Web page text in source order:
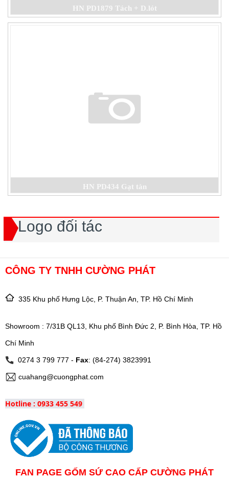
HN PD1879 Tách + D.lót
HN PD434 Gạt tàn
Logo đối tác
CÔNG TY TNHH CƯỜNG PHÁT
335 Khu phố Hưng Lộc, P. Thuận An, TP. Hồ Chí Minh
Showroom : 7/31B QL13, Khu phố Bình Đức 2, P. Bình Hòa, TP. Hồ
Chí Minh
0274 3 799 777 - Fax: (84-274) 3823991
cuahang@cuongphat.com
Hotline : 0933 455 549
FAN PAGE GỐM SỨ CAO CẤP CƯỜNG PHÁT